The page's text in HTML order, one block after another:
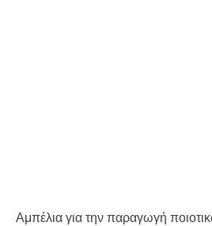
Αμπέλια για την παραγωγή